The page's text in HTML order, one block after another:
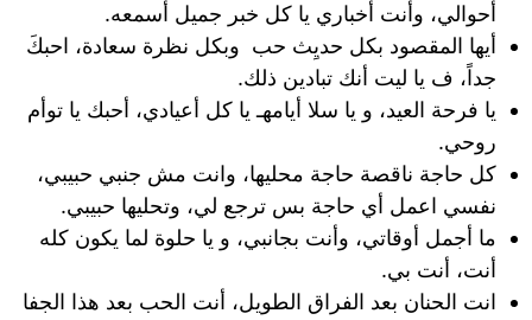
أحوالي، وأنت أخباري يا كل خبر جميل أسمعه.
أيها المقصود بكل حديِث حب وبكل نظرة سعادة، احبكَ
جداً، ف يا ليت أنك تبادين ذلك.
يا فرحة العيد، و يا سلا أيامهـ يا كل أعيادي، أحبك يا توأم
روحي.
كل حاجة ناقصة حاجة محليها، وانت مش جنبي حبيبي،
نفسي اعمل أي حاجة بس ترجع لي، وتحليها حبيبي.
ما أجمل أوقاتي، وأنت بجانبي، و يا حلوة لما يكون كله
أنت، أنت بي.
انت الحنان بعد الفراق الطويل، أنت الحب بعد هذا الجفا